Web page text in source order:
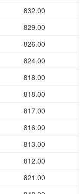
832.00
829.00
826.00
824.00
818.00
818.00
817.00
816.00
813.00
812.00
821.00